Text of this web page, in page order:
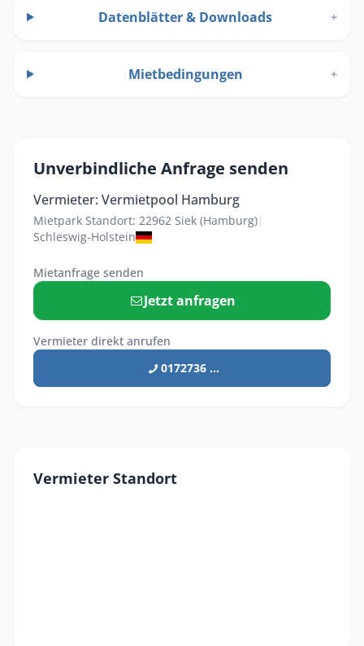
Datenblätter & Downloads +
Mietbedingungen +
Unverbindliche Anfrage senden
Vermieter: Vermietpool Hamburg
Mietpark Standort: 22962 Siek (Hamburg)|
Schleswig-Holstein
Mietanfrage senden
Jetzt anfragen
Vermieter direkt anrufen
0172736 ...
Vermieter Standort